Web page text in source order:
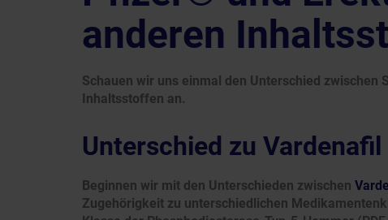
anderen
Schauen wir uns einmal den Unterschied
Inhaltsstoffen an.
Unterschied zu Vardenafil
Beginnen wir mit den Unterschieden zwischen
Zugehörigkeit zu unterschiedlichen